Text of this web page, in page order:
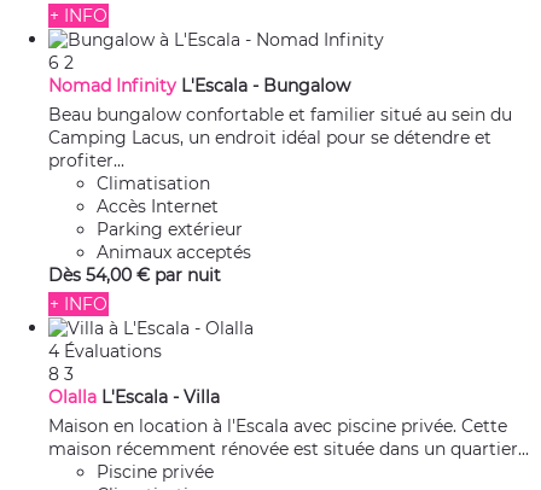
+ INFO
6 2
Nomad Infinity L'Escala - Bungalow
Beau bungalow confortable et familier situé au sein du
Camping Lacus, un endroit idéal pour se détendre et
profiter...
Climatisation
Accès Internet
Parking extérieur
Animaux acceptés
Dès 54,00 € par nuit
+ INFO
4 Évaluations
8 3
Olalla L'Escala - Villa
Maison en location à l'Escala avec piscine privée. Cette
maison récemment rénovée est située dans un quartier...
Piscine privée